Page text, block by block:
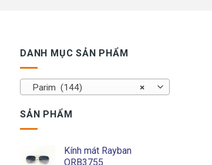
DANH MỤC SẢN PHẨM
×
Parim (144)
SẢN PHẨM
Kính mát Rayban
ORB3755